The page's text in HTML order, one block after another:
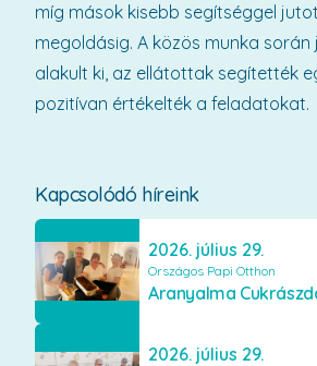
Kapcsolódó híreink
2026. július 29.
Országos Papi Otthon
2026. július 29.
míg mások kisebb segítséggel
megoldásig. A közös munka
alakult ki, az ellátottak segítették
pozitívan értékelték a feladatokat.